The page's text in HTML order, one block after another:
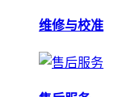
维修与校准